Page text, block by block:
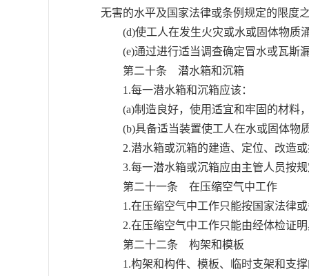
无害的水平及国家法律或条例规定的限度
(d)使工人在发生火灾或水或固体物质
(e)通过进行适当调查确定冒水或瓦斯
第二十条 潜水箱和沉箱
1.每一潜水箱和沉箱应该：
(a)制造良好，使用适宜和牢固的材料
(b)具备适当装置使工人在水或固体物
2.潜水箱或沉箱的建造、定位、改造或
3.每一潜水箱或沉箱应由主管人员按规
第二十一条 在压缩空气中工作
1.在压缩空气中工作只能按国家法律或
2.在压缩空气中工作只能由经体检证明
第二十二条 构架和模板
1.构架和构件、模板、临时支架和支撑